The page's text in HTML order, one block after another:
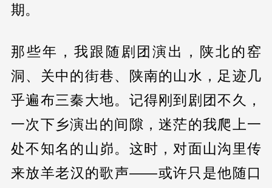
期。
那些年，我跟随剧团演出，陕北的窑
洞、关中的街巷、陕南的山水，足迹几
乎遍布三秦大地。记得刚到剧团不久，
一次下乡演出的间隙，迷茫的我爬上一
处不知名的山峁。这时，对面山沟里传
来放羊老汉的歌声——或许只是他随口